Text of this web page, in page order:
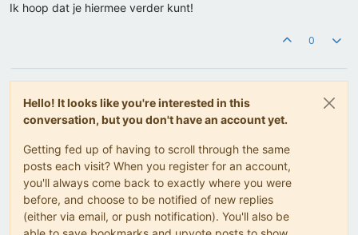
Ik hoop dat je hiermee verder kunt!
0
Hello! It looks like you're interested in this
conversation, but you don't have an account yet.
Getting fed up of having to scroll through the same
posts each visit? When you register for an account,
you'll always come back to exactly where you were
before, and choose to be notified of new replies
(either via email, or push notification). You'll also be